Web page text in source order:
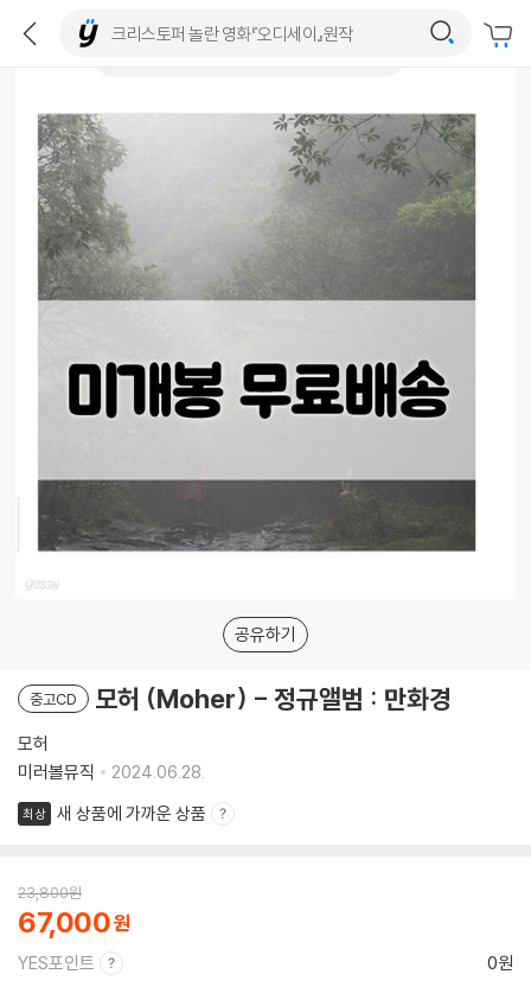
공유하기
중고CD 모허 (Moher) - 정규앨범 : 만화경
모허
미러볼뮤직
2024.06.28.
최상 새 상품에 가까운 상품
23,800원
67,000
YES포인트 0원